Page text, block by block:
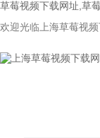
草莓视频下载网址,草
欢迎光临上海草莓视频